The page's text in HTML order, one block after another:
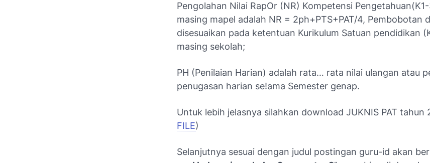
Pengolahan Nilai RapOr (NR) Kompetensi
masing mapel adalah NR = 2ph+PTS+PAT/4, Pembobotan
disesuaikan pada ketentuan Kurikulum Satuan pendidikan
masing sekolah;
PH (Penilaian Harian) adalah rata… rata nilai ulangan atau
penugasan harian se!ama Semester genap.
Untuk lebih jelasnya silahkan download JUKNIS PAT tahun
FILE)
Selanjutnya sesuai dengan judul postingan guru-id akan